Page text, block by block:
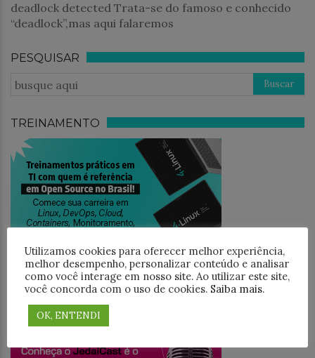
deadlock detected Trata-se do famoso e conhecido
“deadlock”,mas aqui falaremos
PESQUISAR
TREINAMENTO
JEDAICAST
Utilizamos cookies para oferecer melhor experiência,
melhor desempenho, personalizar conteúdo e analisar
como você interage em nosso site. Ao utilizar este site,
você concorda com o uso de cookies. Saiba mais.
OK, ENTENDI